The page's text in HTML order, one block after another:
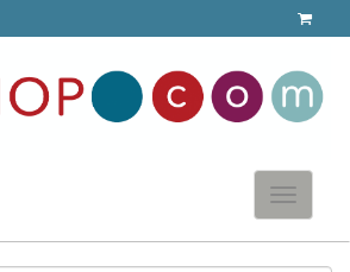
Toggle